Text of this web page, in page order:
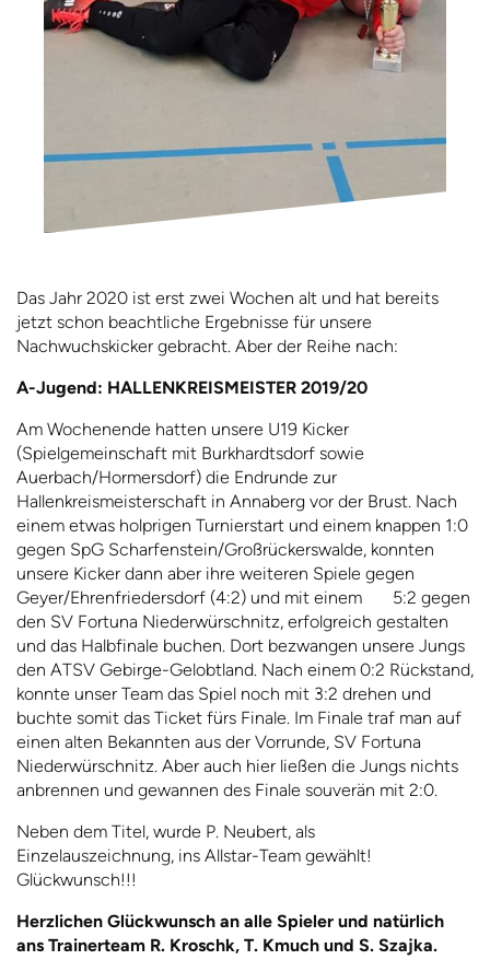
Das Jahr 2020 ist erst zwei Wochen alt und hat bereits
jetzt schon beachtliche Ergebnisse für unsere
Nachwuchskicker gebracht. Aber der Reihe nach:
A-Jugend: HALLENKREISMEISTER 2019/20
Am Wochenende hatten unsere U19 Kicker
(Spielgemeinschaft mit Burkhardtsdorf sowie
Auerbach/Hormersdorf) die Endrunde zur
Hallenkreismeisterschaft in Annaberg vor der Brust. Nach
einem etwas holprigen Turnierstart und einem knappen 1:0
gegen SpG Scharfenstein/Großrückerswalde, konnten
unsere Kicker dann aber ihre weiteren Spiele gegen
Geyer/Ehrenfriedersdorf (4:2) und mit einem 5:2 gegen
den SV Fortuna Niederwürschnitz, erfolgreich gestalten
und das Halbfinale buchen. Dort bezwangen unsere Jungs
den ATSV Gebirge-Gelobtland. Nach einem 0:2 Rückstand,
konnte unser Team das Spiel noch mit 3:2 drehen und
buchte somit das Ticket fürs Finale. Im Finale traf man auf
einen alten Bekannten aus der Vorrunde, SV Fortuna
Niederwürschnitz. Aber auch hier ließen die Jungs nichts
anbrennen und gewannen des Finale souverän mit 2:0.
Neben dem Titel, wurde P. Neubert, als
Einzelauszeichnung, ins Allstar-Team gewählt!
Glückwunsch!!!
Herzlichen Glückwunsch an alle Spieler und natürlich
ans Trainerteam R. Kroschk, T. Kmuch und S. Szajka.